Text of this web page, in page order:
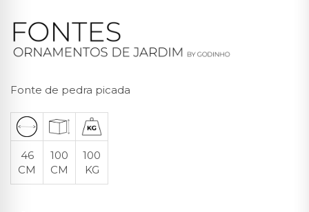
Fonte de pedra picada
46
CM
100
CM
100
KG